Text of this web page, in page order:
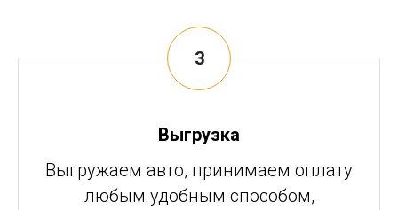
Выгрузка
Выгружаем авто, принимаем оплату
любым удобным способом,